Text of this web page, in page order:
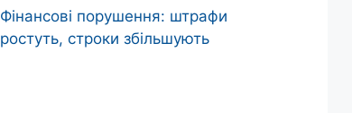
Фінансові порушення: штрафи
ростуть, строки збільшують